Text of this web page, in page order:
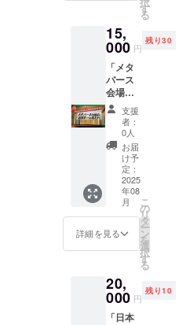
してご
参加お
願いい
たしま
す。
す
る
15,
000 円
残り30
「メタ
バース
会場の
ポス
ターに
名入
れ」
2026年
12月末
まで掲
載 30社
限定 備
考欄
に、記
入する
お名
社名な
ど記載
くださ
い。 注
支援
者：
0人
お届
け予
定：
2025
年08
月
詳細を見る
こ
の
リ
タ
ー
ン
を
選
択
す
る
20,
000 円
残り10
「日本